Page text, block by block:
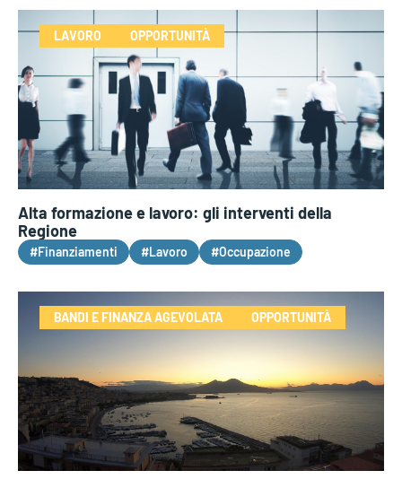
LAVORO OPPORTUNITÀ
Alta formazione e lavoro: gli interventi della
Regione
#Finanziamenti #Lavoro #Occupazione
BANDI E FINANZA AGEVOLATA OPPORTUNITÀ